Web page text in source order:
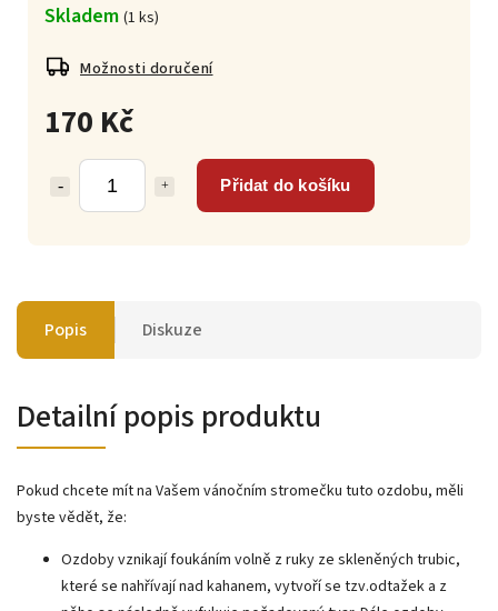
170 Kč
Přidat do košíku
Skladem (1 ks)
Možnosti doručení
Popis Diskuze
Detailní popis produktu
Pokud chcete mít na Vašem vánočním stromečku tuto ozdobu, měli
byste vědět, že:
Ozdoby vznikají foukáním volně z ruky ze skleněných trubic,
které se nahřívají nad kahanem, vytvoří se tzv.odtažek a z